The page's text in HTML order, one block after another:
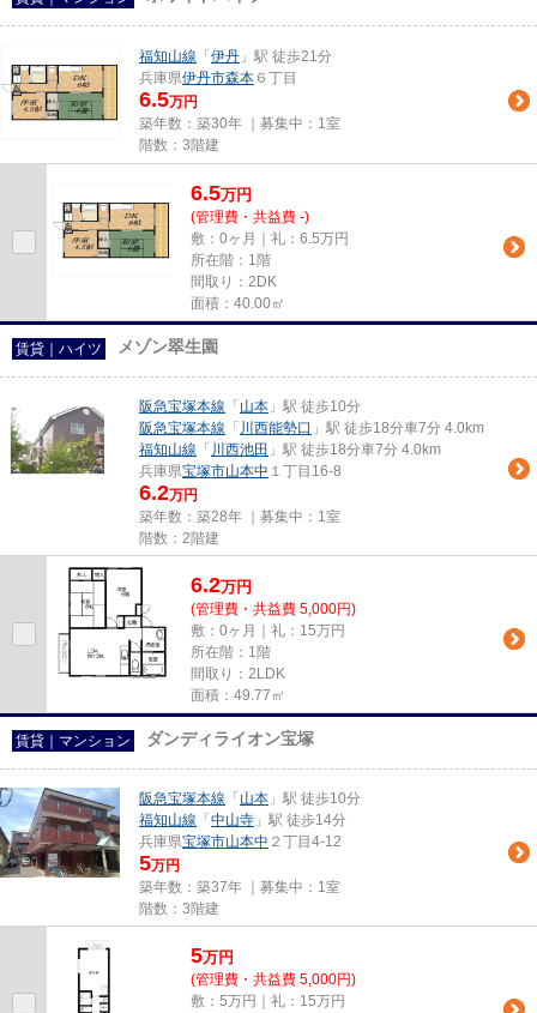
福知山線 「 伊丹 」駅 徒歩21分
兵庫県伊丹市森本 ６丁目
6.5万円
築年数：築30年 ｜募集中： 1室
階数：3階建
6.5万円
(管理費・共益費 -)
敷：0ヶ月｜礼：6.5万円
所在階：1階
間取り：2DK
面積：40.00㎡
賃貸｜ハイツ メゾン翠生園
阪急宝塚本線 「 山本 」駅 徒歩10分
阪急宝塚本線 「 川西能勢口 」駅 徒歩18分車7分 4.0km
福知山線 「 川西池田 」駅 徒歩18分車7分 4.0km
兵庫県宝塚市山本中 １丁目16-8
6.2万円
築年数：築28年 ｜募集中： 1室
階数：2階建
6.2万円
(管理費・共益費 5,000円)
敷：0ヶ月｜礼：15万円
所在階：1階
間取り：2LDK
面積：49.77㎡
賃貸｜マンション ダンディライオン宝塚
阪急宝塚本線 「 山本 」駅 徒歩10分
福知山線 「 中山寺 」駅 徒歩14分
兵庫県宝塚市山本中 ２丁目4-12
5万円
築年数：築37年 ｜募集中： 1室
階数：3階建
5万円
(管理費・共益費 5,000円)
敷：5万円｜礼：15万円